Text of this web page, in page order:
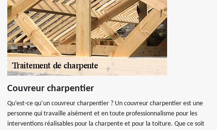
Couvreur charpentier
Qu’est-ce qu’un couvreur charpentier ? Un couvreur charpentier est une
personne qui travaille aisément et en toute professionnalisme pour les
interventions réalisables pour la charpente et pour la toiture. Que ce soit